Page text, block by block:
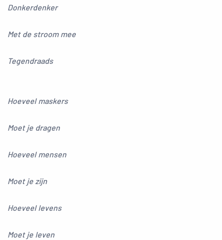
Donkerdenker
Met de stroom mee
Tegendraads
Hoeveel maskers
Moet je dragen
Hoeveel mensen
Moet je zijn
Hoeveel levens
Moet je leven